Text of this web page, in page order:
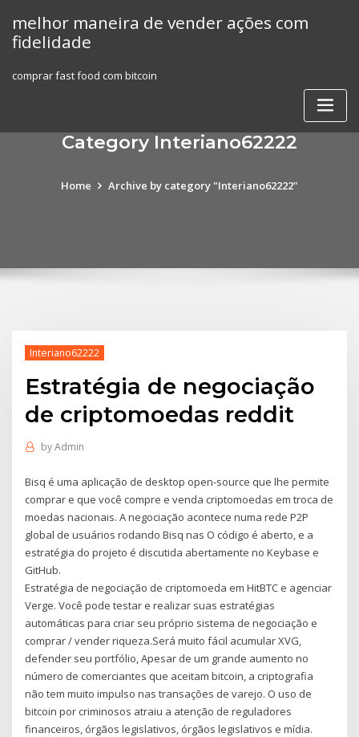
content
melhor maneira de vender ações com
fidelidade
comprar fast food com bitcoin
Category Interiano62222
Home Archive by category "Interiano62222"
Interiano62222
Estratégia de negociação
de criptomoedas reddit
byAdmin
Bisq é uma aplicação de desktop open-source que lhe permite
comprar e que você compre e venda criptomoedas em troca de
moedas nacionais. A negociação acontece numa rede P2P
global de usuários rodando Bisq nas O código é aberto, e a
estratégia do projeto é discutida abertamente no Keybase e
GitHub.
Estratégia de negociação de criptomoeda em HitBTC e agenciar
Verge. Você pode testar e realizar suas estratégias
automáticas para criar seu próprio sistema de negociação e
comprar / vender riqueza.Será muito fácil acumular XVG,
defender seu portfólio, Apesar de um grande aumento no
número de comerciantes que aceitam bitcoin, a criptografia
não tem muito impulso nas transações de varejo. O uso de
bitcoin por criminosos atraiu a atenção de reguladores
financeiros, órgãos legislativos, órgãos legislativos e mídia.